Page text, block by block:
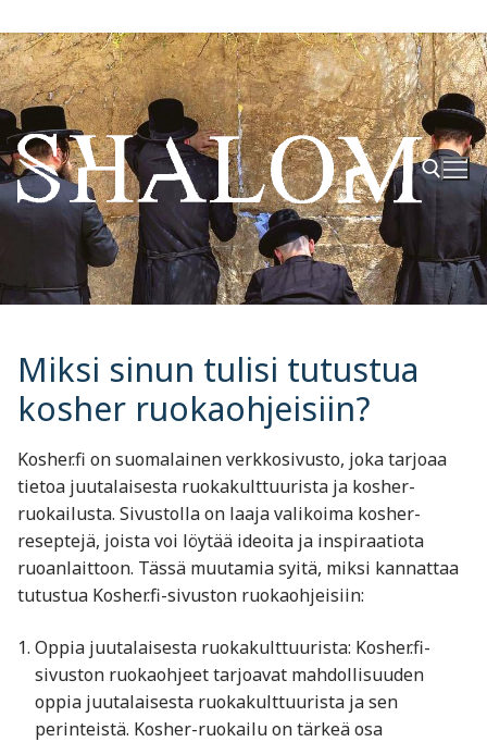
Hyppää
sisältöön
Hae:
Miksi sinun tulisi tutustua
kosher ruokaohjeisiin?
Kosher.fi on suomalainen verkkosivusto, joka tarjoaa
tietoa juutalaisesta ruokakulttuurista ja kosher-
ruokailusta. Sivustolla on laaja valikoima kosher-
reseptejä, joista voi löytää ideoita ja inspiraatiota
ruoanlaittoon. Tässä muutamia syitä, miksi kannattaa
tutustua Kosher.fi-sivuston ruokaohjeisiin:
Oppia juutalaisesta ruokakulttuurista: Kosher.fi-
sivuston ruokaohjeet tarjoavat mahdollisuuden
oppia juutalaisesta ruokakulttuurista ja sen
perinteistä. Kosher-ruokailu on tärkeä osa